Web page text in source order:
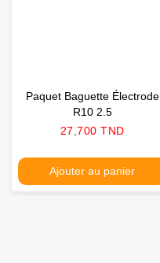
Paquet Baguette Électrode
R10 2.5
Prix
27,700 TND
Ajouter au panier